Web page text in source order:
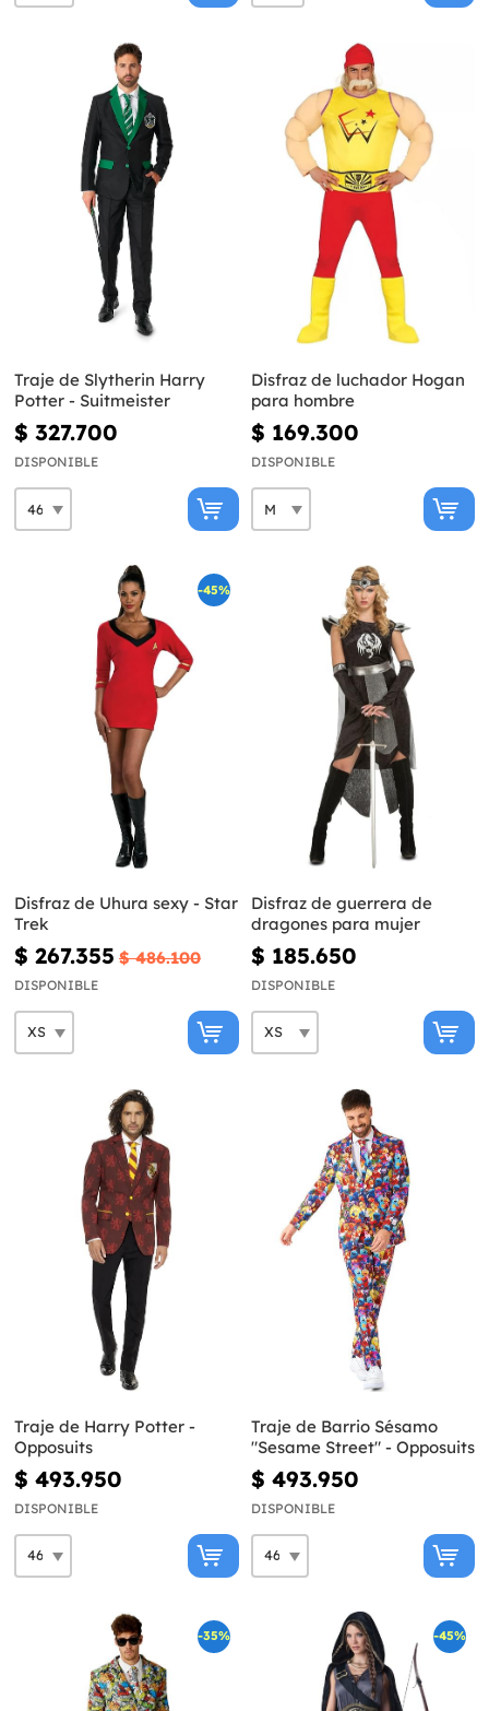
Traje de Slytherin Harry
Potter - Suitmeister
$ 327.700
DISPONIBLE
Disfraz de luchador Hogan
para hombre
$ 169.300
DISPONIBLE
-45%
Disfraz de Uhura sexy - Star
Trek
$ 267.355 $ 486.100
DISPONIBLE
Disfraz de guerrera de
dragones para mujer
$ 185.650
DISPONIBLE
Traje de Harry Potter -
Opposuits
$ 493.950
DISPONIBLE
Traje de Barrio Sésamo
"Sesame Street" - Opposuits
$ 493.950
DISPONIBLE
-35% -45%